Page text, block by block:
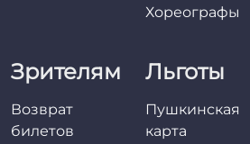
Хореографы
Зрителям
Возврат
билетов
Льготы
Пушкинская
карта